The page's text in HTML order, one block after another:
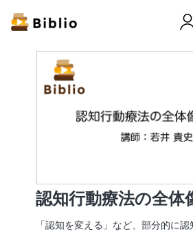
認知行動療法の全体
「認知を変える」など、部分的に